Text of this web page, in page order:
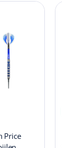
Price